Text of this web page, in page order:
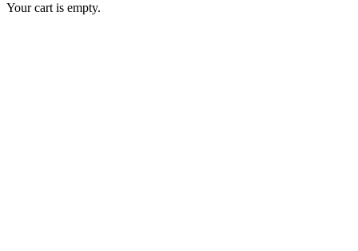
Your cart is empty.